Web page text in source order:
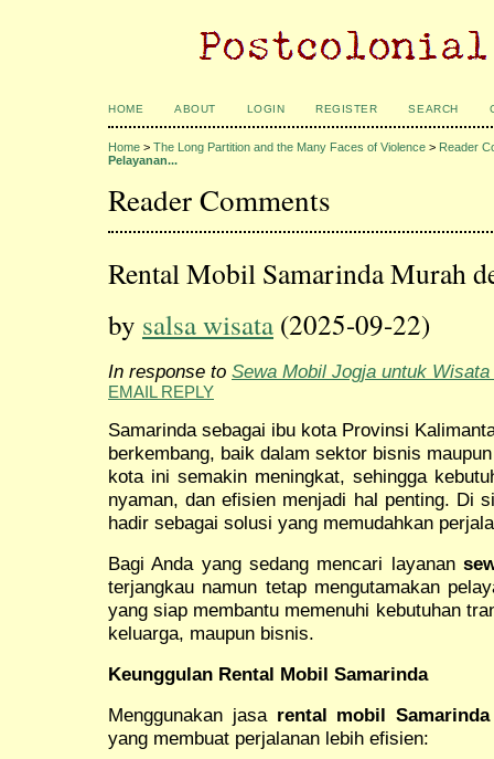
HOME ABOUT LOGIN REGISTER SEARCH
Home > The Long Partition and the Many Faces of Violence > Reader
Pelayanan...
Reader Comments
Rental Mobil Samarinda Murah
by salsa wisata (2025-09-22)
In response to Sewa Mobil Jogja untuk
EMAIL REPLY
Samarinda sebagai ibu kota Provinsi
berkembang, baik dalam sektor bisnis
kota ini semakin meningkat, sehingga
nyaman, dan efisien menjadi hal penting. Di
hadir sebagai solusi yang memudahkan
Bagi Anda yang sedang mencari layanan
terjangkau namun tetap mengutamakan
yang siap membantu memenuhi kebutuhan
keluarga, maupun bisnis.
Keunggulan Rental Mobil Samarinda
Menggunakan jasa rental mobil Samarinda
yang membuat perjalanan lebih efisien: